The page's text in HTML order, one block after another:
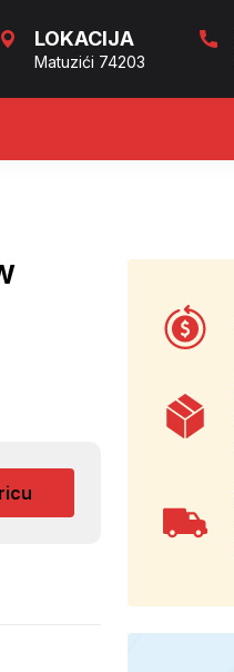
LOKACIJA
Matuzići 74203